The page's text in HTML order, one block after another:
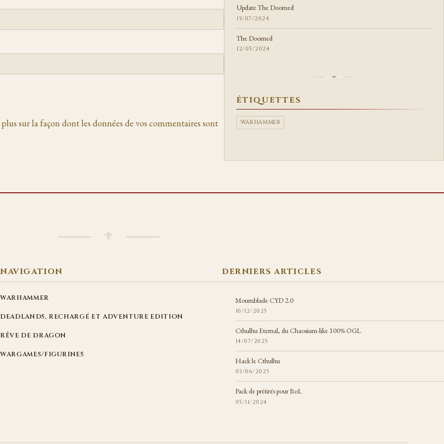
sur la façon dont les données de vos commentaires sont
Update The Doomed
15/07/2024
The Doomed
12/05/2024
ÉTIQUETTES
WARHAMMER
⸻ ⚜ ⸻
NAVIGATION
WARHAMMER
DEADLANDS, RECHARGÉ ET ADVENTURE EDITION
RÊVE DE DRAGON
WARGAMES/FIGURINES
DERNIERS ARTICLES
Mournblade CYD 2.0
10/12/2025
Cthulhu Eternal, du Chaosium-like 100% OGL
14/07/2025
Hack le Cthulhu
03/06/2025
Pack de prétirés pour BoL
05/11/2024